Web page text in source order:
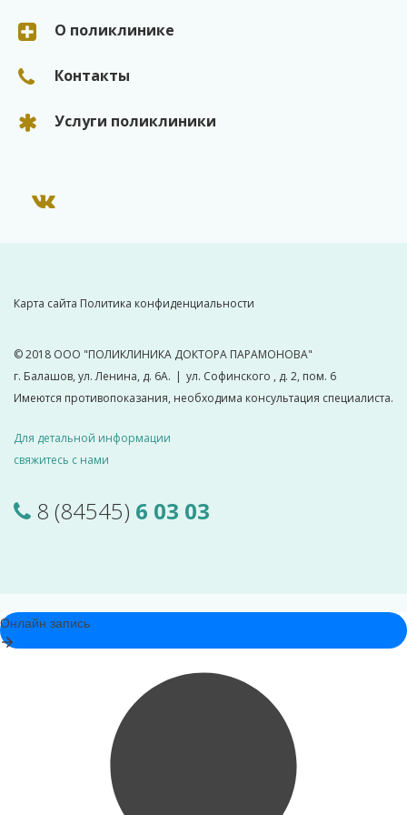
Санитарно-эпидемиологическое заключение
Надзорные органы и органы для обращений (жалоб)
О поликлинике
Контакты
Услуги поликлиники
Карта сайта Политика конфиденциальности
© 2018 ООО "ПОЛИКЛИНИКА ДОКТОРА ПАРАМОНОВА"
г. Балашов, ул. Ленина, д. 6А. | ул. Софинского , д. 2, пом. 6
Имеются противопоказания, необходима консультация специалиста.
Для детальной информации
свяжитесь с нами
8 (84545) 6 03 03